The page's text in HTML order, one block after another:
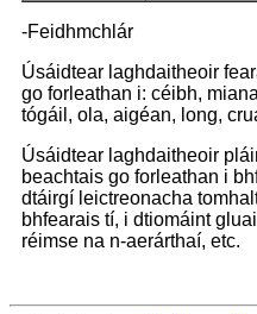
-Feidhmchlár
Úsáidtear laghdaitheoir
go forleathan i: céibh,
tógáil, ola, aigéan, long,
Úsáidtear laghdaitheoir
beachtais go forleathan i
dtáirgí leictreonacha
bhfearais tí, i dtiomáint
réimse na n-aerárthaí, etc.